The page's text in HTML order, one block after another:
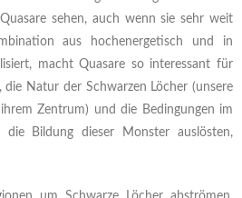
sehen, auch wenn sie sehr weit
aus hochenergetisch und in
macht Quasare so interessant für
die Natur der Schwarzen Löcher (unsere
Zentrum) und die Bedingungen im
die Bildung dieser Monster auslösten,